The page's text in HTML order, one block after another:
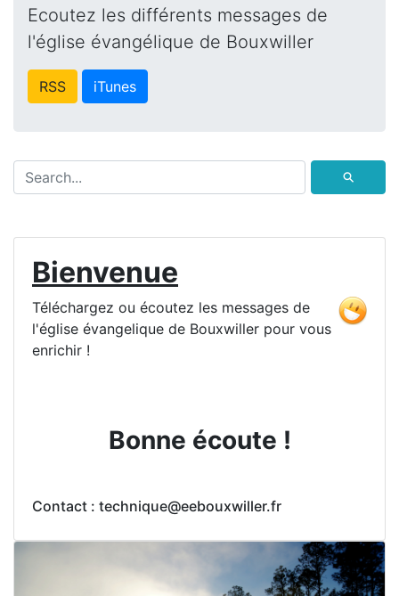
Ecoutez les différents messages de
l'église évangélique de Bouxwiller
RSS iTunes
⚲
Bienvenue
Téléchargez ou écoutez les messages de
l'église évangelique de Bouxwiller pour vous
enrichir !
Bonne écoute !
Contact : technique@eebouxwiller.fr